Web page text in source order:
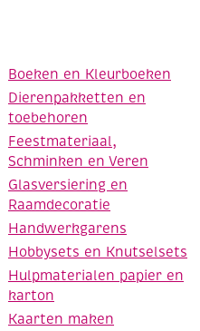
Boeken en Kleurboeken
Dierenpakketten en
toebehoren
Feestmateriaal,
Schminken en Veren
Glasversiering en
Raamdecoratie
Handwerkgarens
Hobbysets en Knutselsets
Hulpmaterialen papier en
karton
Kaarten maken